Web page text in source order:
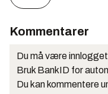
Kommentarer
Du må være
Bruk BankID for
Du kan kommentere